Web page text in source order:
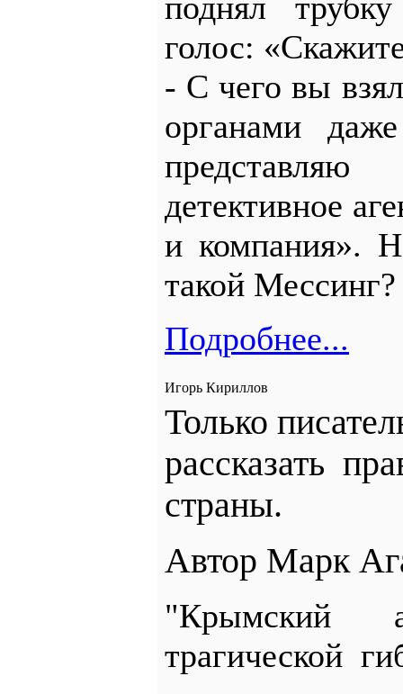
голос:
- С чего вы
органами
детективное
и компания».
такой Мессинг?
Подробнее...
Игорь Кириллов
Только
рассказать
страны.
Автор Марк
"Крымский
трагической